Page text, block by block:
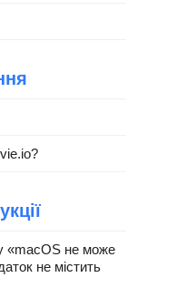
«macOS не може
не містить